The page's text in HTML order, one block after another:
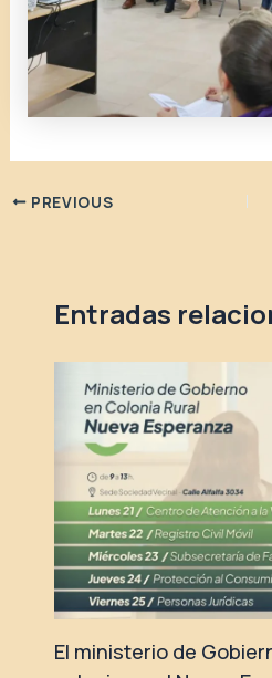
PREVIOUS
Entradas
El ministerio de